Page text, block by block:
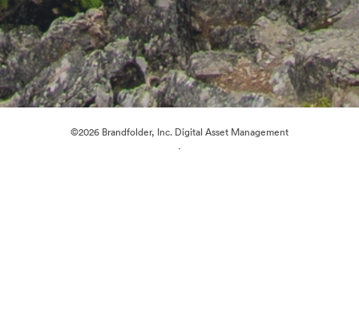
©2026 Brandfolder, Inc. Digital Asset Management
·